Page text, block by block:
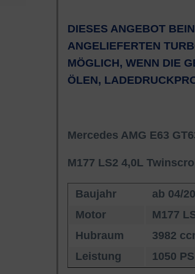
DIESES ANGEBOT
ANGELIEFERTEN
MÖGLICH, WENN DIE
ÖLEN,
Mercedes AMG E63
M177 LS2 4,0L Twinscroll
Baujahr
ab 04/
Motor
M177
Hubraum
3982
Leistung
1050 PS